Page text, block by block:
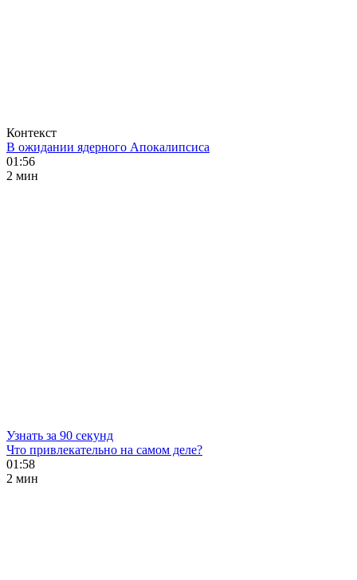
Контекст
В ожидании ядерного Апокалипсиса
01:56
2 мин
Узнать за 90 секунд
Что привлекательно на самом деле?
01:58
2 мин